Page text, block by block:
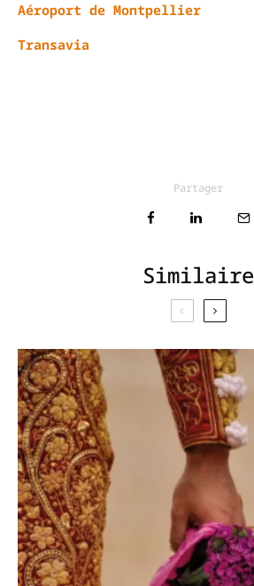
Aéroport de Montpellier
Transavia
Partager
Similaire